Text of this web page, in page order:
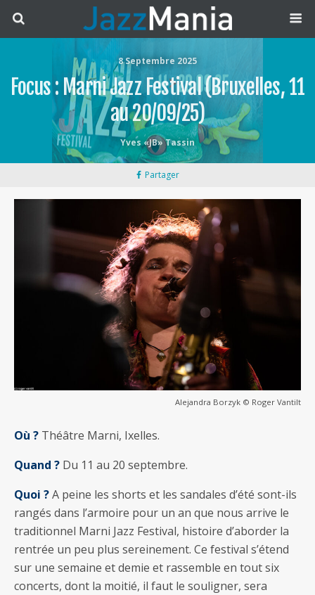
8 Septembre 2025
Focus : Marni Jazz Festival (Bruxelles, 11
au 20/09/25)
Yves «JB» Tassin
Partager
Alejandra Borzyk © Roger Vantilt
Où ? Théâtre Marni, Ixelles.
Quand ? Du 11 au 20 septembre.
Quoi ?A peine les shorts et les sandales d’été sont-ils
rangés dans l’armoire pour un an que nous arrive le
traditionnel Marni Jazz Festival, histoire d’aborder la
rentrée un peu plus sereinement. Ce festival s’étend
sur une semaine et demie et rassemble en tout six
concerts, dont la moitié, il faut le souligner, sera